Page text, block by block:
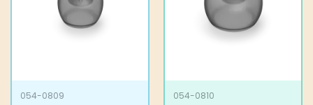
054-0809 054-0810